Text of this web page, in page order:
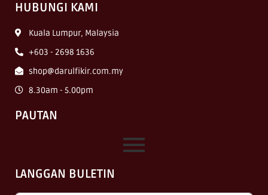
HUBUNGI KAMI
Kuala Lumpur, Malaysia
+603 - 2698 1636
shop@darulfikir.com.my
8.30am - 5.00pm
PAUTAN
LANGGAN BULETIN